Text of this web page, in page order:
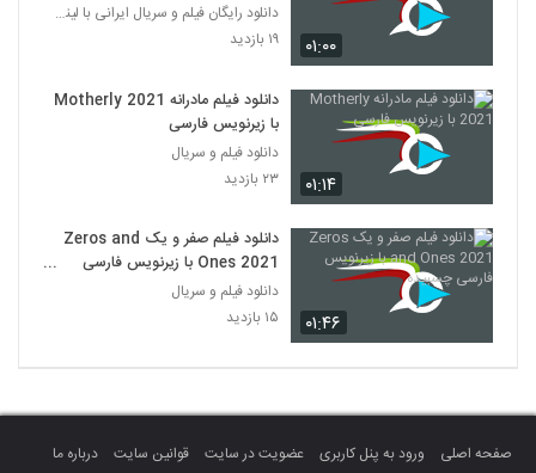
۰۱:۰۰
دانلود رایگان فیلم و سریال ایرانی با لینک مستقیم
۱۹ بازدید
۰۱:۱۴
دانلود فیلم مادرانه Motherly 2021
با زیرنویس فارسی
دانلود فیلم و سریال
۲۳ بازدید
۰۱:۴۶
دانلود فیلم صفر و یک Zeros and
Ones 2021 با زیرنویس فارسی
چسبیده
دانلود فیلم و سریال
۱۵ بازدید
صفحه اصلی ورود به پنل کاربری عضویت در سایت قوانین سایت
درباره ما